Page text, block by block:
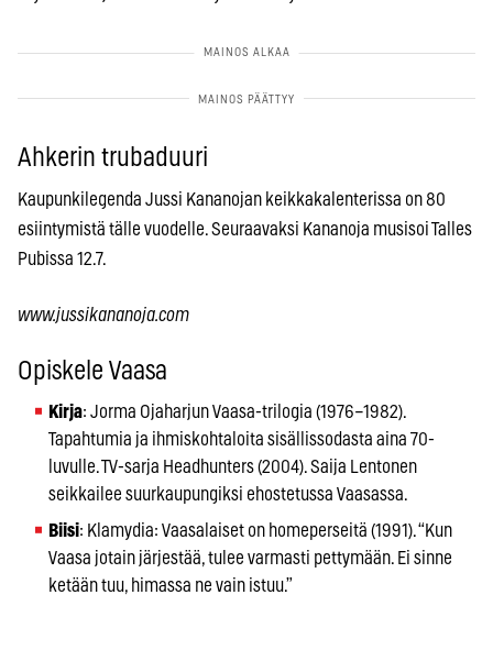
Ahkerin trubaduuri
Kaupunkilegenda Jussi Kananojan keikkakalenterissa on 80
esiintymistä tälle vuodelle. Seuraavaksi Kananoja musisoi Talles
Pubissa 12.7.
www.jussikananoja.com
Opiskele Vaasa
Kirja: Jorma Ojaharjun Vaasa-trilogia (1976–1982).
Tapahtumia ja ihmiskohtaloita sisällissodasta aina 70-
luvulle. TV-sarja Headhunters (2004). Saija Lentonen
seikkailee suurkaupungiksi ehostetussa Vaasassa.
Biisi: Klamydia: Vaasalaiset on homeperseitä (1991). “Kun
Vaasa jotain järjestää, tulee varmasti pettymään. Ei sinne
ketään tuu, himassa ne vain istuu.”